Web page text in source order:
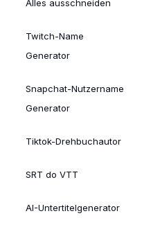
Alles ausschneiden
Twitch-Name
Generator
Snapchat-Nutzername
Generator
Tiktok-Drehbuchautor
SRT do VTT
AI-Untertitelgenerator